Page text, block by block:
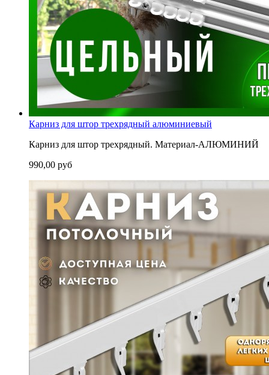
Карниз для штор трехрядный алюминиевый
Карниз для штор трехрядный. Материал-АЛЮМИНИЙ
990,00 руб